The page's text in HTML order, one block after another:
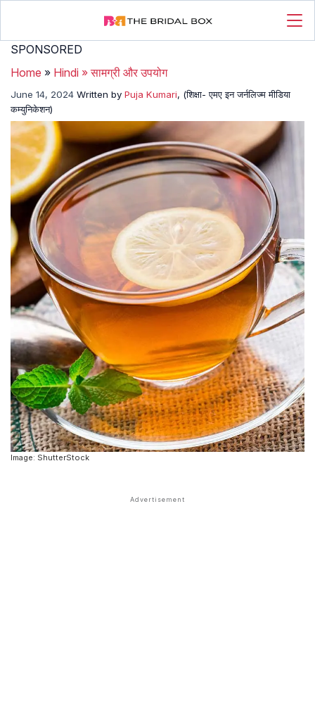
SPONSORED
Home » Hindi »सामग्री और उपयोग
June 14, 2024 Written by Puja Kumari, (शिक्षा- एमए इन जर्नलिज्म मीडिया
कम्युनिकेशन)
Image: ShutterStock